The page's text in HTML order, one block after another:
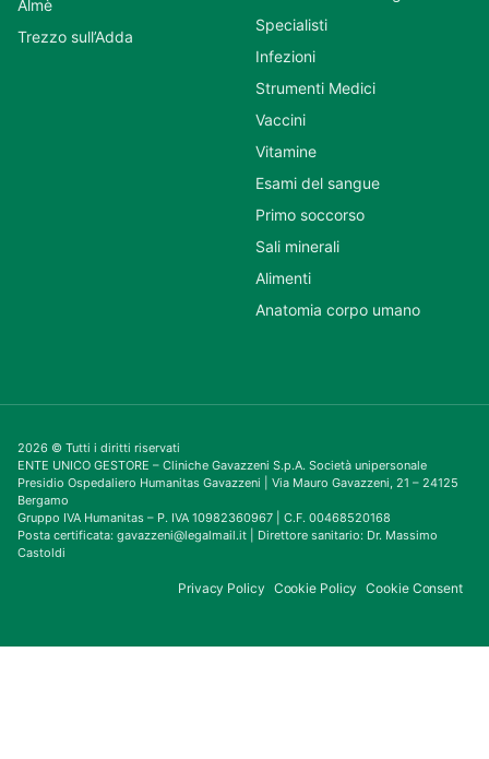
Almè
Trezzo sull’Adda
Specialisti
Infezioni
Strumenti Medici
Vaccini
Vitamine
Esami del sangue
Primo soccorso
Sali minerali
Alimenti
Anatomia corpo umano
2026 © Tutti i diritti riservati
ENTE UNICO GESTORE – Cliniche Gavazzeni S.p.A. Società unipersonale
Presidio Ospedaliero Humanitas Gavazzeni | Via Mauro Gavazzeni, 21 – 24125
Bergamo
Gruppo IVA Humanitas – P. IVA 10982360967 | C.F. 00468520168
Posta certificata: gavazzeni@legalmail.it | Direttore sanitario: Dr. Massimo
Castoldi
Privacy Policy Cookie Policy Cookie Consent